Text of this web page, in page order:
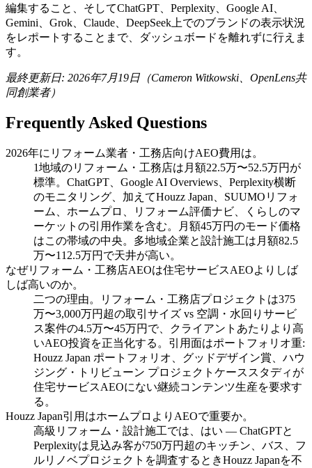
編集すること、そしてChatGPT、Perplexity、Google AI、
Gemini、Grok、Claude、DeepSeek上でのブランドの表示状況
をレポートすることまで、ダッシュボードを離れずに行えま
す。
最終更新日: 2026年7月19日（Cameron Witkowski、OpenLens共
同創業者）
Frequently Asked Questions
2026年にリフォーム業者・工務店向けAEO費用は。
1地域のリフォーム・工務店は月額22.5万〜52.5万円が
標準。ChatGPT、Google AI Overviews、Perplexity横断
のモニタリング、加えてHouzz Japan、SUUMOリフォ
ーム、ホームプロ、リフォーム評価ナビ、くらしのマ
ーケットの引用作業を含む。月額45万円のモード価格
はこの帯域の中央。多地域企業と設計施工は月額82.5
万〜112.5万円で天井が高い。
なぜリフォーム・工務店AEOは住宅サービスAEOよりしば
しば高いのか。
二つの理由。リフォーム・工務店プロジェクトは375
万〜3,000万円超の取引サイズ vs 空調・水回りサービ
ス案件の4.5万〜45万円で、クライアントあたりより高
いAEO投資を正当化する。引用面はポートフォリオ重:
Houzz Japan ポートフォリオ、グッドデザイン賞、ハウ
ジング・トリビューン プロジェクトケーススタディが
住宅サービスAEOにない継続コンテンツ生産を要求す
る。
Houzz Japan引用はホームプロよりAEOで重要か。
高級リフォーム・設計施工では、はい — ChatGPTと
Perplexityは見込み客が750万円超のキッチン、バス、フ
ルリノベプロジェクトを調査するときHouzz Japanを不